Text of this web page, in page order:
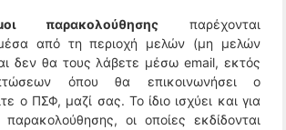
παρακολούθησης παρέχονται
από τη περιοχή μελών (μη μελών
δεν θα τους λάβετε μέσω email, εκτός
όπου θα επικοινωνήσει ο
ο ΠΣΦ, μαζί σας. Το ίδιο ισχύει και για
παρακολούθησης, οι οποίες εκδίδονται